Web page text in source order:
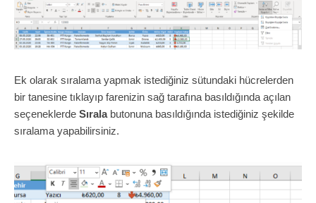
Ek olarak sıralama yapmak istediğiniz sütundaki hücrelerden
bir tanesine tıklayıp farenizin sağ tarafına basıldığında açılan
seçeneklerde Sıralabutonuna basıldığında istediğiniz şekilde
sıralama yapabilirsiniz.